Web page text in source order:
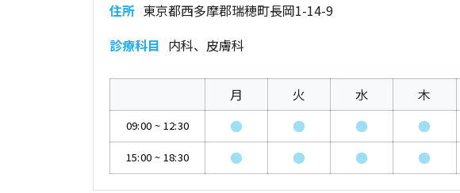
住所 東京都西多摩郡瑞穂町長岡1-14-9
診療科目 内科、皮膚科
月 火 水 木
09:00 ~ 12:30 ● ● ● ●
15:00 ~ 18:30 ● ● ● ●